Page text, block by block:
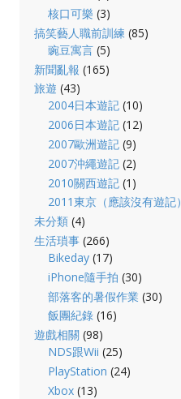
核口可樂 (3)
搞笑藝人職前訓練 (85)
豌豆寓言 (5)
新聞亂報 (165)
旅遊 (43)
2004日本遊記 (10)
2006日本遊記 (12)
2007歐洲遊記 (9)
2007沖繩遊記 (2)
2010關西遊記 (1)
2011東京（應該沒有遊記）
未分類(4)
生活瑣事(266)
Bikeday (17)
iPhone隨手拍 (30)
部落客的暑假作業 (30)
飯團紀錄 (16)
遊戲相關 (98)
NDS跟Wii (25)
PlayStation (24)
Xbox (13)